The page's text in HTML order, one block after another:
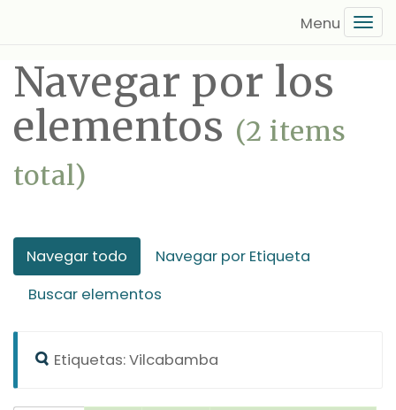
principal
Navegar por los
elementos (2 items
total)
Navegar todo
Navegar por Etiqueta
Buscar elementos
Etiquetas: Vilcabamba